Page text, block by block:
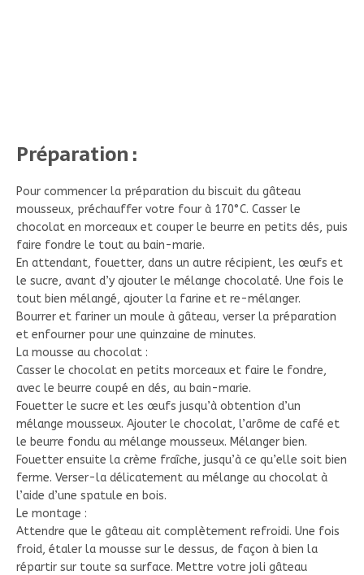
Préparation :
Pour commencer la préparation du biscuit du gâteau
mousseux, préchauffer votre four à 170°C. Casser le
chocolat en morceaux et couper le beurre en petits dés, puis
faire fondre le tout au bain-marie.
En attendant, fouetter, dans un autre récipient, les œufs et
le sucre, avant d’y ajouter le mélange chocolaté. Une fois le
tout bien mélangé, ajouter la farine et re-mélanger.
Bourrer et fariner un moule à gâteau, verser la préparation
et enfourner pour une quinzaine de minutes.
La mousse au chocolat :
Casser le chocolat en petits morceaux et faire le fondre,
avec le beurre coupé en dés, au bain-marie.
Fouetter le sucre et les œufs jusqu’à obtention d’un
mélange mousseux. Ajouter le chocolat, l’arôme de café et
le beurre fondu au mélange mousseux. Mélanger bien.
Fouetter ensuite la crème fraîche, jusqu’à ce qu’elle soit bien
ferme. Verser-la délicatement au mélange au chocolat à
l’aide d’une spatule en bois.
Le montage :
Attendre que le gâteau ait complètement refroidi. Une fois
froid, étaler la mousse sur le dessus, de façon à bien la
répartir sur toute sa surface. Mettre votre joli gâteau